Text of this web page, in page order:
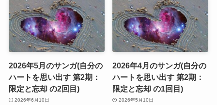
2026年5月のサンガ(自分の
ハートを思い出す 第2期：
限定と忘却 の2回目)
2026年6月10日
2026年4月のサンガ(自分の
ハートを思い出す 第2期：
限定と忘却 の1回目)
2026年5月10日